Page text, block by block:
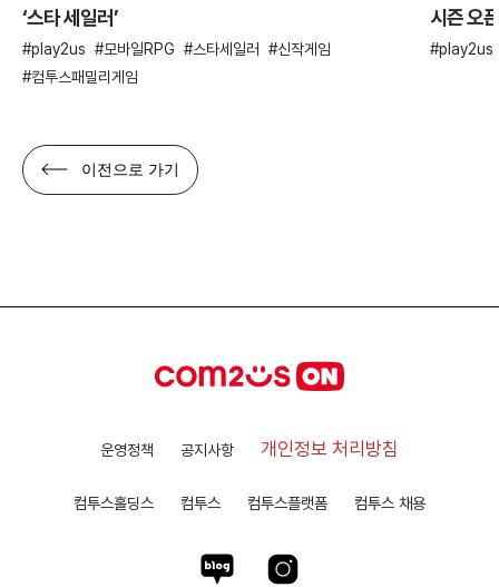
‘스타 세일러’
play2us 모바일RPG 스타세일러
신작게임
컴투스패밀리게임
시즌 오픈
play2us
이전으로 가기
운영정책 공지사항 개인정보 처리방침
컴투스홀딩스 컴투스 컴투스플랫폼 컴투스 채용